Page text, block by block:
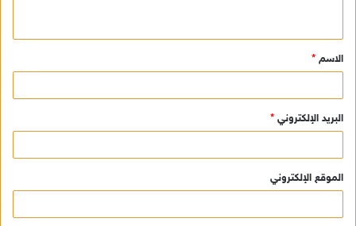
ق
*
الاسم *
البريد الإلكتروني *
الموقع الإلكتروني